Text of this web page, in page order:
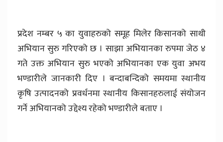
प्रदेश नम्बर ५ का युवाहरुको समूह मिलेर किसानको साथी
अभियान सुरु गरिएको छ । साझा अभियानका रुपमा जेठ ४
गते उक्त अभियान सुरु भएको अभियानका एक युवा अभय
भण्डारीले जानकारी दिए । बन्दाबन्दिको समयमा स्थानीय
कृषि उत्पादनको प्रवर्धनमा स्थानीय किसानहरुलाई संयोजन
गर्ने अभियानको उद्देश्य रहेको भण्डारीले बताए ।